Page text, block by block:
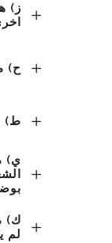
ز)
ح)
ط)
ي)
ك)
لم